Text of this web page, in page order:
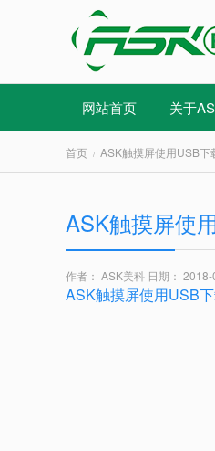
网站首页 关于
首页 ASK触摸屏使用USB下
ASK触摸屏使
作者： ASK美科 日期：
ASK触摸屏使用USB